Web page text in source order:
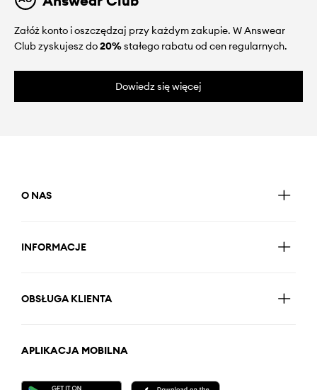
Załóż konto i oszczędzaj przy każdym zakupie. W Answear
Club zyskujesz do20%stałego rabatu od cen regularnych.
Dowiedz się więcej
O NAS
INFORMACJE
OBSŁUGA KLIENTA
APLIKACJA MOBILNA